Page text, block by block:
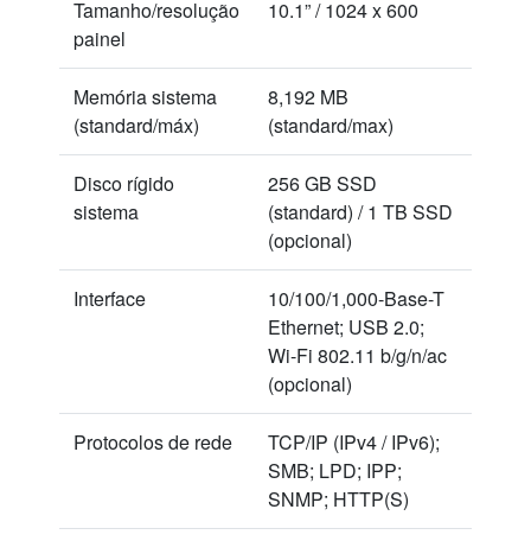
Tamanho/resolução
painel
10.1” / 1024 x 600
Memória sistema
(standard/máx)
8,192 MB
(standard/max)
Disco rígido
sistema
256 GB SSD
(standard) / 1 TB SSD
(opcional)
Interface
10/100/1,000-Base-T
Ethernet; USB 2.0;
Wi-Fi 802.11 b/g/n/ac
(opcional)
Protocolos de rede
TCP/IP (IPv4 / IPv6);
SMB; LPD; IPP;
SNMP; HTTP(S)